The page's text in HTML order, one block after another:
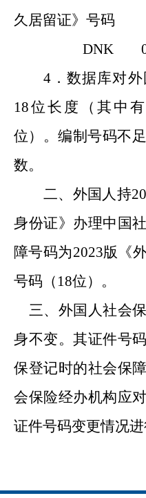
久居留证》号码
DNK 0
4．数据库对
18位长度（其中
位）。编制号码不
数。
二、外国人持
身份证》办理中国
障号码为2023版《
号码（18位）。
三、 外国人社会
身不变。其证件号
保登记时的社会保
会保险经办机构应
证件号码变更情况进